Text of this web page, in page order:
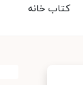
کتاب خانه